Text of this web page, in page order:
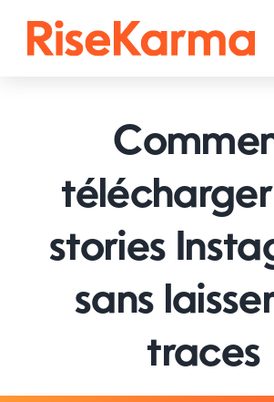
YouTube
Twitter (𝕏)
Autres
stories
sans
traces